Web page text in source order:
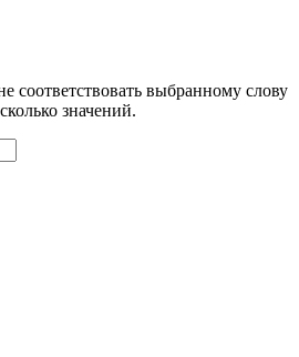
соответствовать выбранному слову
значений.